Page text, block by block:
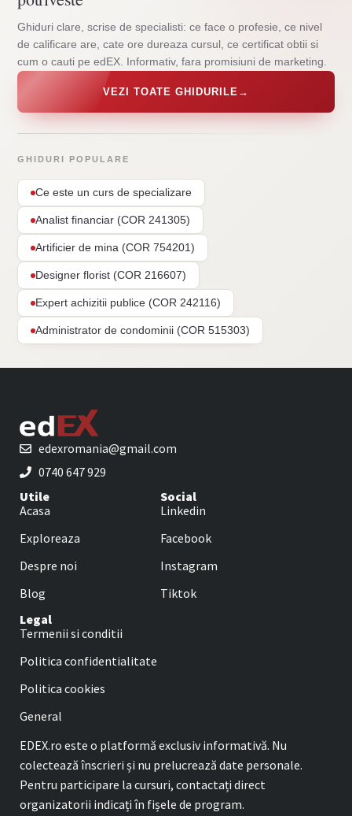
Ghiduri clare, scrise de specialisti: ce face o profesie, ce nivel
de calificare are, cate ore dureaza cursul, ce certificat obtii si
cum o cauti pe edEX. Informativ, fara promisiuni de marketing.
VEZI TOATE GHIDURILE →
GHIDURI POPULARE
Ce este un curs de specializare
Analist financiar (COR 241305)
Artificier de mina (COR 754201)
Designer florist (COR 216607)
Expert achizitii publice (COR 242116)
Administrator de condominii (COR 515303)
edexromania@gmail.com
0740 647 929
Utile
Acasa
Exploreaza
Despre noi
Blog
Social
Linkedin
Facebook
Instagram
Tiktok
Legal
Termenii si conditii
Politica confidentialitate
Politica cookies
General
EDEX.ro este o platformă exclusiv informativă. Nu
colectează înscrieri și nu prelucrează date personale.
Pentru participare la cursuri, contactați direct
organizatorii indicați în fișele de program.